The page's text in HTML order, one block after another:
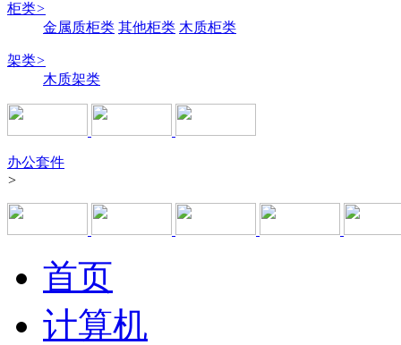
柜类>
金属质柜类 其他柜类 木质柜类
架类>
木质架类
办公套件
>
首页
计算机